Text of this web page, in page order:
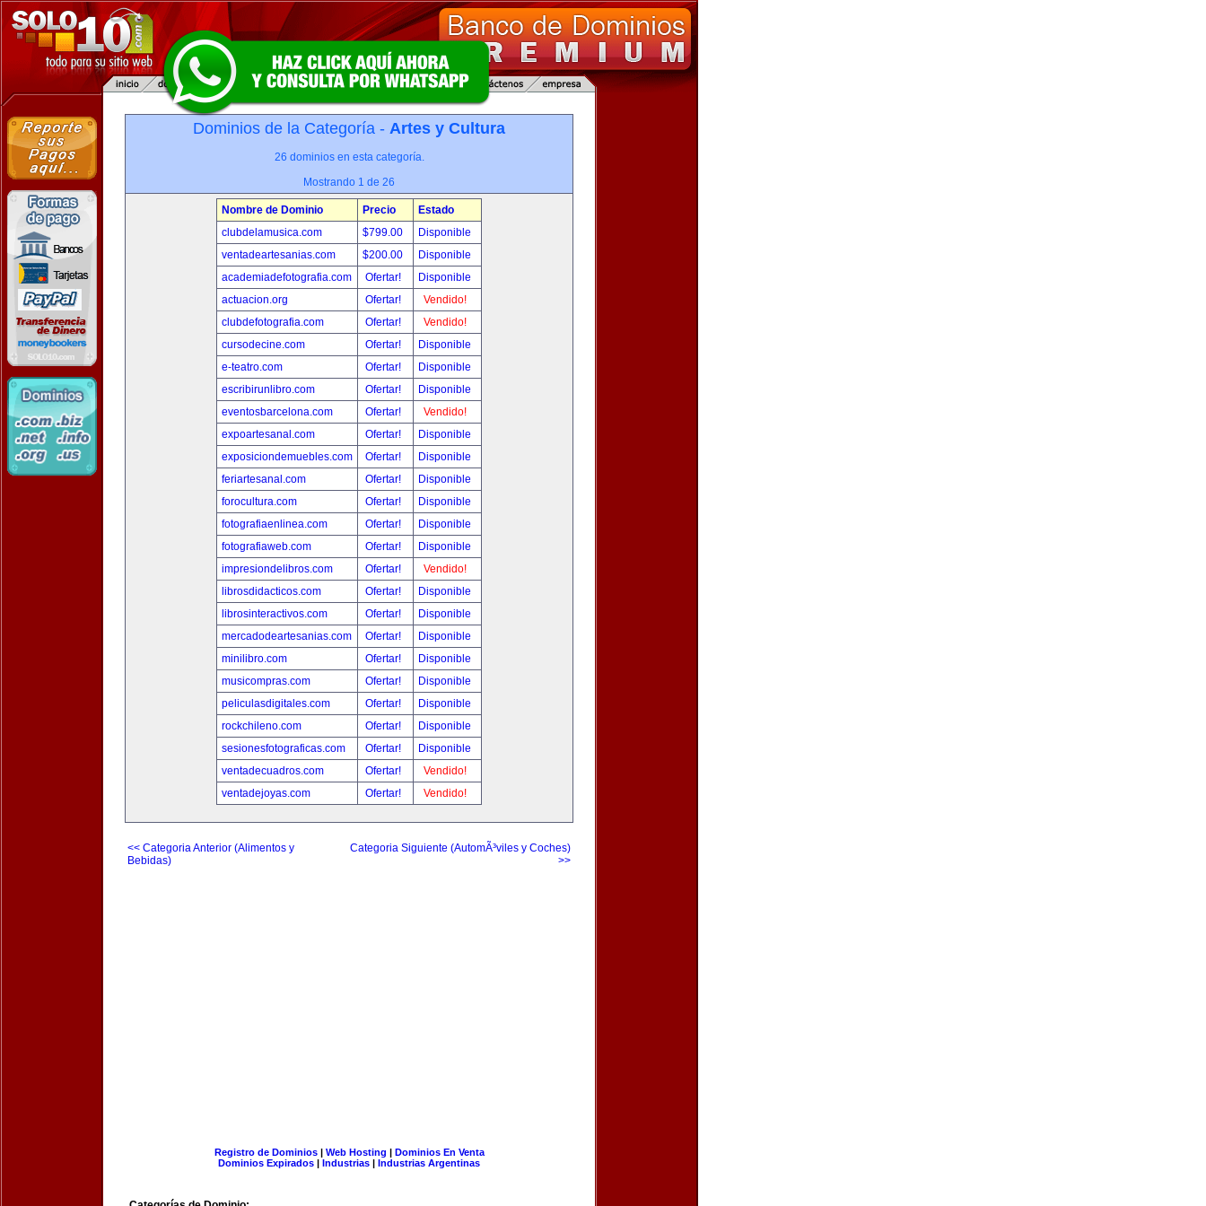
Dominios de la Categoría - Artes y Cultura
26 dominios en esta categoría.
Mostrando 1 de 26
Nombre de Dominio Precio
Estado
clubdelamusica.com
$799.00
Disponible
ventadeartesanias.com
$200.00
Disponible
academiadefotografia.com
Ofertar!
Disponible
actuacion.org
Ofertar!
Vendido!
clubdefotografia.com
Ofertar!
Vendido!
cursodecine.com
Ofertar!
Disponible
e-teatro.com
Ofertar!
Disponible
escribirunlibro.com
Ofertar!
Disponible
eventosbarcelona.com
Ofertar!
Vendido!
expoartesanal.com
Ofertar!
Disponible
exposiciondemuebles.com
Ofertar!
Disponible
feriartesanal.com
Ofertar!
Disponible
forocultura.com
Ofertar!
Disponible
fotografiaenlinea.com
Ofertar!
Disponible
fotografiaweb.com
Ofertar!
Disponible
impresiondelibros.com
Ofertar!
Vendido!
librosdidacticos.com
Ofertar!
Disponible
librosinteractivos.com
Ofertar!
Disponible
mercadodeartesanias.com
Ofertar!
Disponible
minilibro.com
Ofertar!
Disponible
musicompras.com
Ofertar!
Disponible
peliculasdigitales.com
Ofertar!
Disponible
rockchileno.com
Ofertar!
Disponible
sesionesfotograficas.com
Ofertar!
Disponible
ventadecuadros.com
Ofertar!
Vendido!
ventadejoyas.com
Ofertar! Vendido!
<< Categoria Anterior (Alimentos y
Bebidas)
Categoria Siguiente (AutomÃ³viles y Coches)
>>
Registro de Dominios| Web Hosting | Dominios En Venta
Dominios Expirados | Industrias | Industrias Argentinas